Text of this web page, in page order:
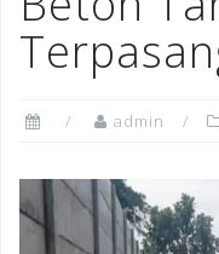
admin